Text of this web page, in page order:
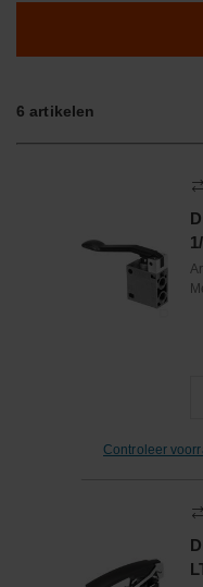
6 artikelen
Controleer